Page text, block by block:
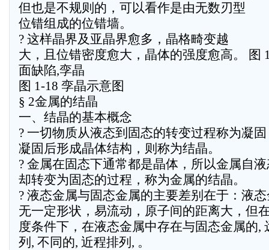
但也是不规则的，可以看作是由无数刃型
位错组成的位错墙。
? 这样晶界及亚晶界愈多，晶格畸变越
大，且位错密度愈大，晶体的强度愈高。 图
面缺陷,孪晶
图 1-18 孪晶示意图
§ 2金属的结晶
一、结晶的基本概念
? 一切物质从液态到固态的转变过程称为凝
凝固后形成晶体结构，则称为结晶。
? 金属在固态下通常都是晶体，所以金属自
却转变为固态的过程，称为金属的结晶。
? 液态金属与固态金属的主要差别在于：液
无一定形状，易流动，原子间的距离大，但
度条件下，在液态金属中存在与固态金属的,
列, 不同的, 近程排列, 。